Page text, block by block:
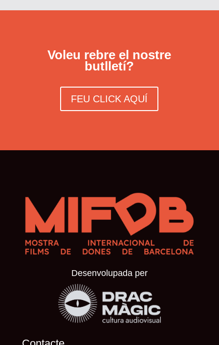
Voleu rebre el nostre
butlletí?
FEU CLICK AQUÍ
Desenvolupada per